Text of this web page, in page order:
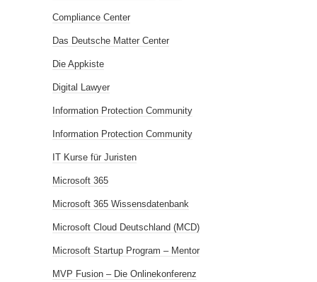
Compliance Center
Das Deutsche Matter Center
Die Appkiste
Digital Lawyer
Information Protection Community
Information Protection Community
IT Kurse für Juristen
Microsoft 365
Microsoft 365 Wissensdatenbank
Microsoft Cloud Deutschland (MCD)
Microsoft Startup Program – Mentor
MVP Fusion – Die Onlinekonferenz